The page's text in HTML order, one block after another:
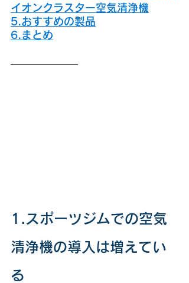
イオンクラスター空気清浄機
5.おすすめの製品
6.まとめ
1.スポーツジムでの空気
清浄機の導入は増えてい
る